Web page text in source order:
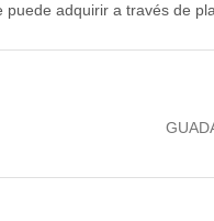
adquirir a través de
Next